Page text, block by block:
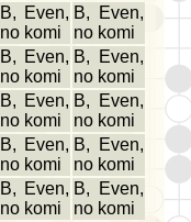
B, Even,
no komi
B, Even,
no komi
B, Even,
no komi
B, Even,
no komi
B, Even,
no komi
B, Even,
no komi
B, Even,
no komi
B, Even,
no komi
B, Even,
no komi
B, Even,
no komi